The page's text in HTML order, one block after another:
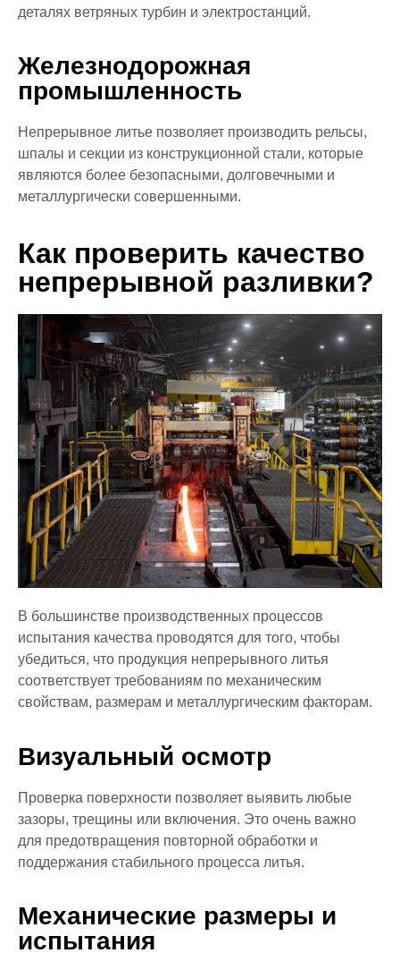
деталях ветряных турбин и электростанций.
Железнодорожная
промышленность
Непрерывное литье позволяет производить рельсы,
шпалы и секции из конструкционной стали, которые
являются более безопасными, долговечными и
металлургически совершенными.
Как проверить качество
непрерывной разливки?
В большинстве производственных процессов
испытания качества проводятся для того, чтобы
убедиться, что продукция непрерывного литья
соответствует требованиям по механическим
свойствам, размерам и металлургическим факторам.
Визуальный осмотр
Проверка поверхности позволяет выявить любые
зазоры, трещины или включения. Это очень важно
для предотвращения повторной обработки и
поддержания стабильного процесса литья.
Механические размеры и
испытания